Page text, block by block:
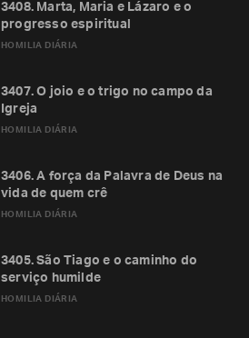
HOMILIA DIÁRIA
3408. Marta, Maria e Lázaro e o
progresso espiritual
HOMILIA DIÁRIA
3407. O joio e o trigo no campo da
Igreja
HOMILIA DIÁRIA
3406. A força da Palavra de Deus na
vida de quem crê
HOMILIA DIÁRIA
3405. São Tiago e o caminho do
serviço humilde